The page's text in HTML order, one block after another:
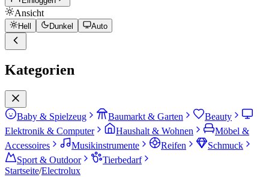
Ansicht
Hell Dunkel Auto
Kategorien
Baby & Spielzeug Baumarkt & Garten
Beauty
Elektronik & Computer
Haushalt & Wohnen
Möbel &
Accessoires
Musikinstrumente Reifen
Schmuck
Sport & Outdoor
Tierbedarf
Startseite/Electrolux